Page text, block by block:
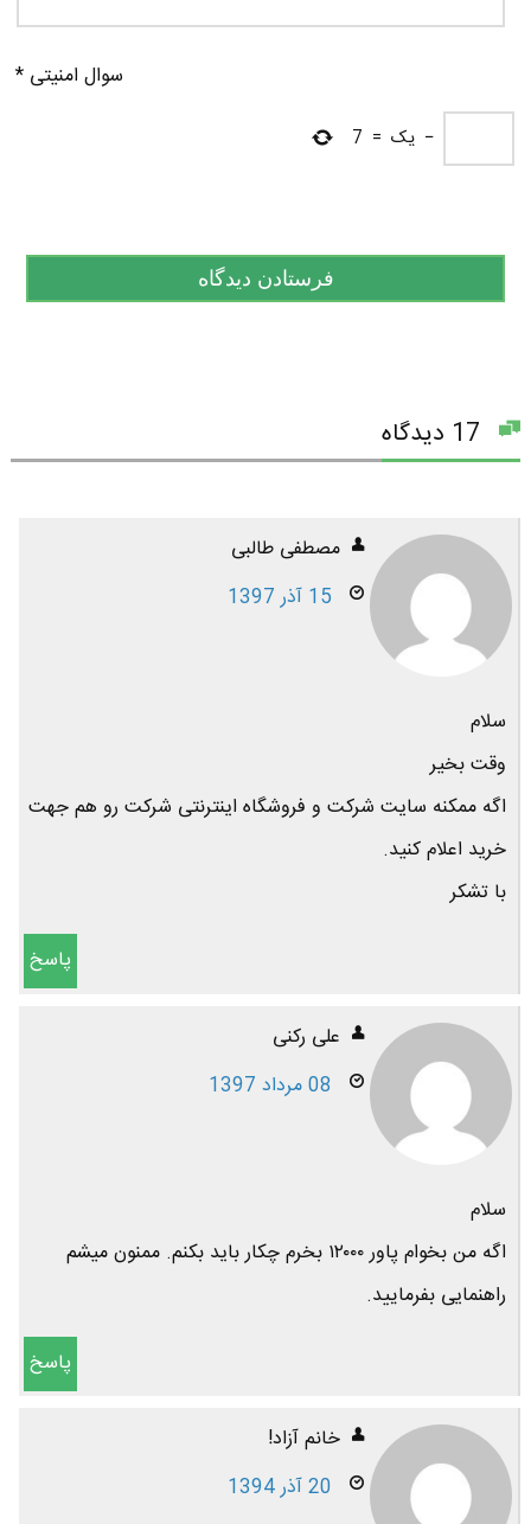
سوال امنیتی *
− یک =
7
مصطفی طالبی
15 آذر 1397
سلام
وقت بخیر
اگه ممکنه سایت شرکت و فروشگاه اینترنتی شرکت رو هم جهت
خرید اعلام کنید.
با تشکر
پاسخ
علی رکنی
08 مرداد 1397
سلام
اگه من بخوام پاور ۱۲۰۰۰ بخرم چکار باید بکنم. ممنون میشم
راهنمایی بفرمایید.
پاسخ
خانم آزاد!
20 آذر 1394